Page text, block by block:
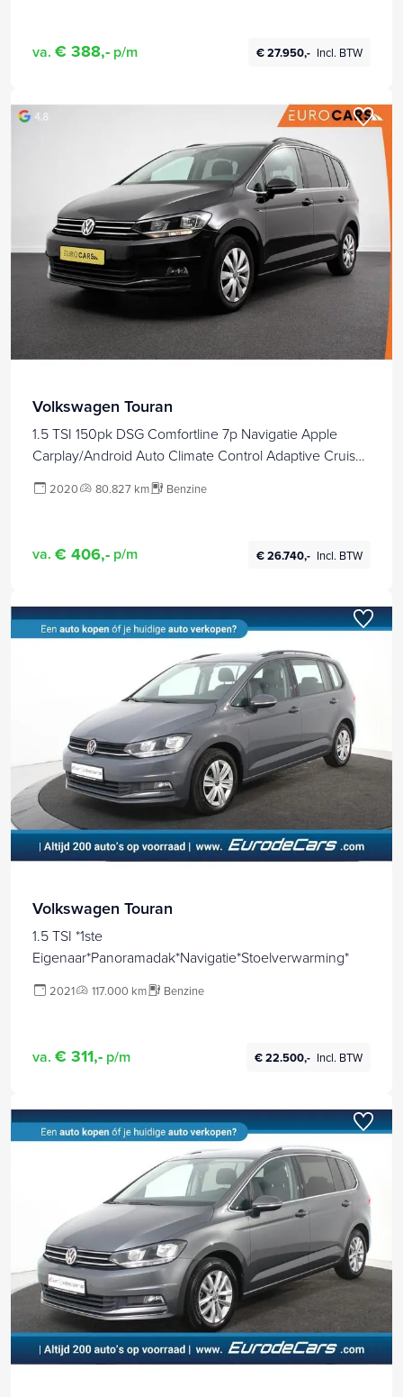
va. € 388,- p/m € 27.950,- Incl. BTW
Volkswagen Touran
1.5 TSI 150pk DSG Comfortline 7p Navigatie Apple
Carplay/Android Auto Climate Control Adaptive Cruise
2020 80.827 km Benzine
va. € 406,- p/m € 26.740,- Incl. BTW
Volkswagen Touran
1.5 TSI *1ste
Eigenaar*Panoramadak*Navigatie*Stoelverwarming*
2021 117.000 km Benzine
va. € 311,- p/m € 22.500,- Incl. BTW